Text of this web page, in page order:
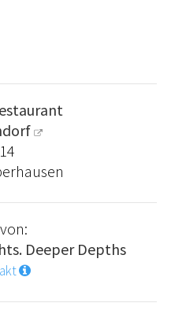
Deeper Depths